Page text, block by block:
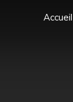
Accueil